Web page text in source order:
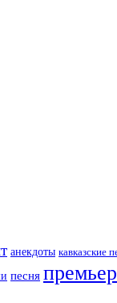
анекдоты кавказские
песня